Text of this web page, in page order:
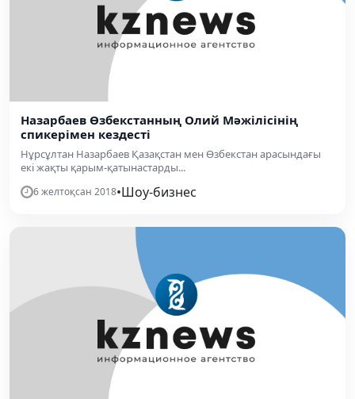
Назарбаев Өзбекстанның Олий Мәжілісінің
спикерімен кездесті
Нұрсұлтан Назарбаев Қазақстан мен Өзбекстан арасындағы
екі жақты қарым-қатынастарды...
6 желтоқсан 2018•Шоу-бизнес